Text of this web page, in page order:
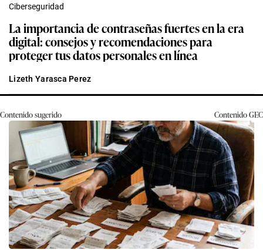
Ciberseguridad
La importancia de contraseñas fuertes en la era
digital: consejos y recomendaciones para
proteger tus datos personales en línea
Lizeth Yarasca Perez
Contenido sugerido ContenidoGEC